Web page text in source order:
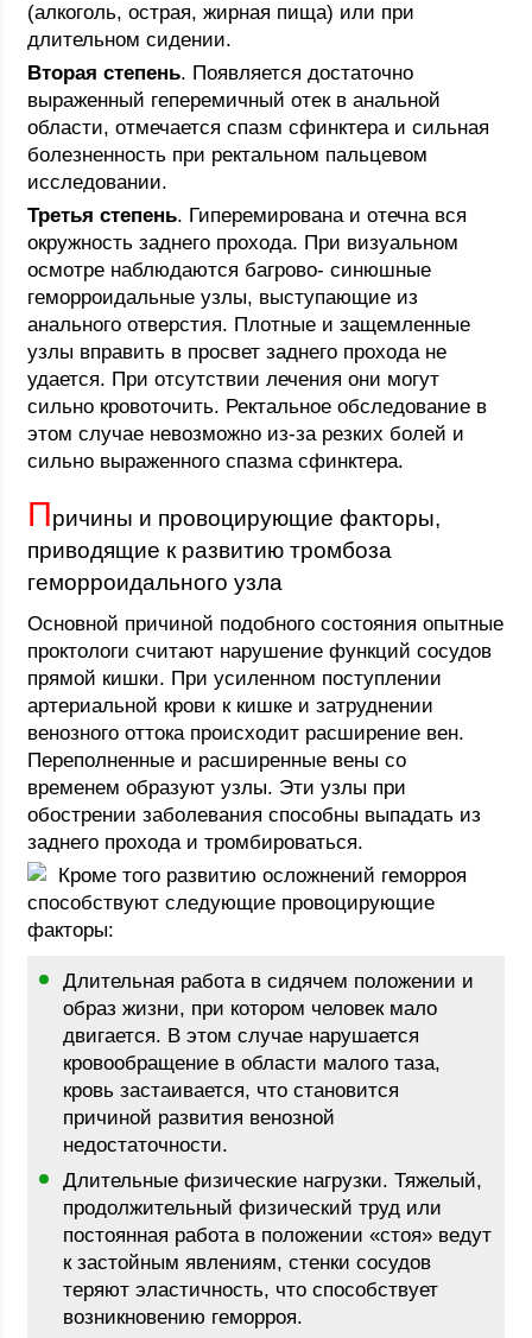
(алкоголь, острая, жирная пища) или при
длительном сидении.
Вторая степень. Появляется достаточно
выраженный геперемичный отек в анальной
области, отмечается спазм сфинктера и сильная
болезненность при ректальном пальцевом
исследовании.
Третья степень. Гиперемирована и отечна вся
окружность заднего прохода. При визуальном
осмотре наблюдаются багрово- синюшные
геморроидальные узлы, выступающие из
анального отверстия. Плотные и защемленные
узлы вправить в просвет заднего прохода не
удается. При отсутствии лечения они могут
сильно кровоточить. Ректальное обследование в
этом случае невозможно из-за резких болей и
сильно выраженного спазма сфинктера.
Причины и провоцирующие факторы,
приводящие к развитию тромбоза
геморроидального узла
Основной причиной подобного состояния опытные
проктологи считают нарушение функций сосудов
прямой кишки. При усиленном поступлении
артериальной крови к кишке и затруднении
венозного оттока происходит расширение вен.
Переполненные и расширенные вены со
временем образуют узлы. Эти узлы при
обострении заболевания способны выпадать из
заднего прохода и тромбироваться.
Кроме того развитию осложнений геморроя
способствуют следующие провоцирующие
факторы:
Длительная работа в сидячем положении и
образ жизни, при котором человек мало
двигается. В этом случае нарушается
кровообращение в области малого таза,
кровь застаивается, что становится
причиной развития венозной
недостаточности.
Длительные физические нагрузки. Тяжелый,
продолжительный физический труд или
постоянная работа в положении «стоя» ведут
к застойным явлениям, стенки сосудов
теряют эластичность, что способствует
возникновению геморроя.